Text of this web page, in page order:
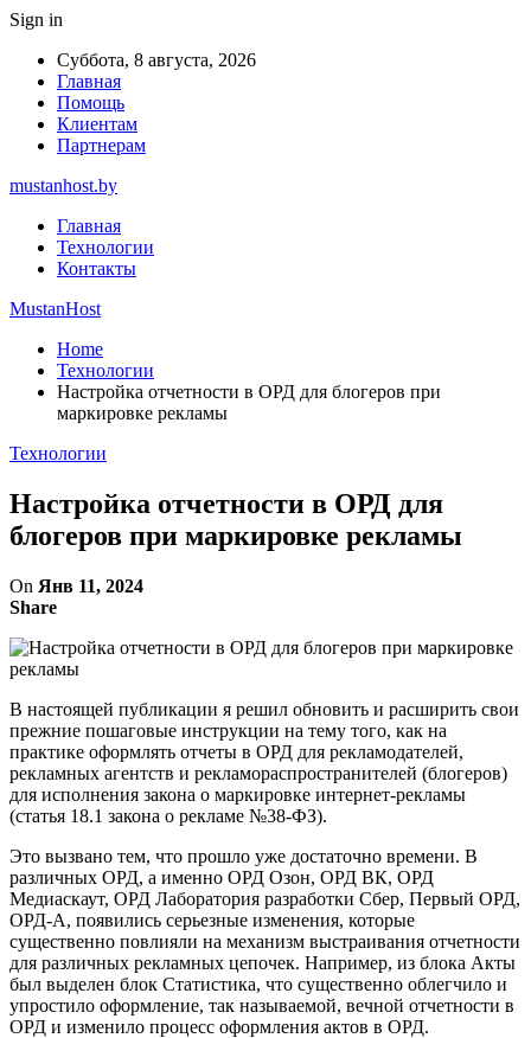
Sign in
Суббота, 8 августа, 2026
Главная
Помощь
Клиентам
Партнерам
mustanhost.by
Главная
Технологии
Контакты
MustanHost
Home
Технологии
Настройка отчетности в ОРД для блогеров при
маркировке рекламы
Технологии
Настройка отчетности в ОРД для
блогеров при маркировке рекламы
On Янв 11, 2024
Share
В настоящей публикации я решил обновить и расширить свои
прежние пошаговые инструкции на тему того, как на
практике оформлять отчеты в ОРД для рекламодателей,
рекламных агентств и рекламораспространителей (блогеров)
для исполнения закона о маркировке интернет-рекламы
(статья 18.1 закона о рекламе №38-ФЗ).
Это вызвано тем, что прошло уже достаточно времени. В
различных ОРД, а именно ОРД Озон, ОРД ВК, ОРД
Медиаскаут, ОРД Лаборатория разработки Сбер, Первый ОРД,
ОРД-А, появились серьезные изменения, которые
существенно повлияли на механизм выстраивания отчетности
для различных рекламных цепочек. Например, из блока Акты
был выделен блок Статистика, что существенно облегчило и
упростило оформление, так называемой, вечной отчетности в
ОРД и изменило процесс оформления актов в ОРД.